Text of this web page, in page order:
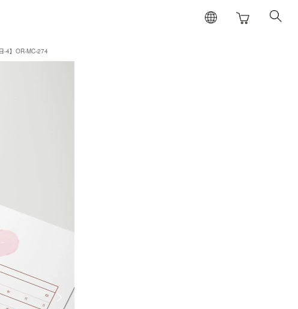
-4】OR-MC-274